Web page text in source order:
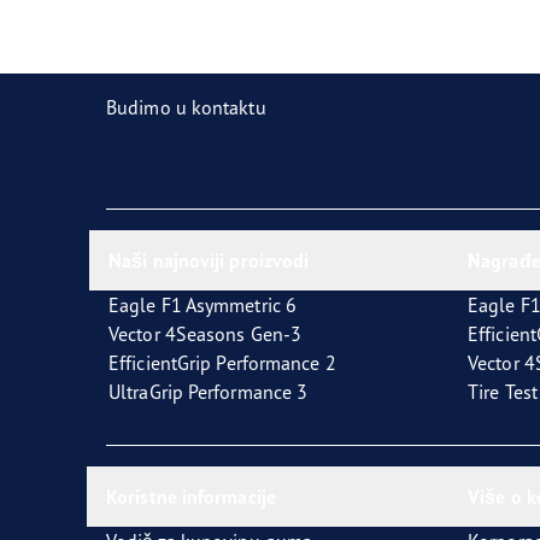
Budimo u kontaktu
Eagle F1 Asymmetric 6
Vector 4Seasons Gen-3
EfficientGrip Performance 2
UltraGrip Performance 3
Eagle
Vector
Tire